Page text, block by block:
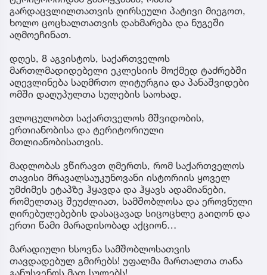
გარდაცვლილთათვის ღირსეული პატივი მიეგოთ,
ხოლო ცოცხალთათვის დახმარება და ნუგეში
აღმოეჩინათ.
დღეს, 8 აგვისტოს, საქართველოს
მართლმადიდებელი ეკლესიის მოქმედ ტაძრებში
აღევლინება საღმრთო ლიტურგია და პანაშვიდები
ომში დაღუპულთა სულების საოხად.
ვლოცულობთ საქართველოს მშვიდობის,
ერთიანობისა და ტერიტორიული
მთლიანობისათვის.
მადლობას ვწირავთ ღმერთს, რომ საქართველოს
თავისი მრავალსაუკუნოვანი ისტორიის ყოველ
უმძიმეს ეტაპზე ჰყავდა და ჰყავს ადამიანები,
რომელთაც შეუძლიათ, სამშობლოსა და ეროვნული
ღირებულებების დასაცავად სიცოცხლე გაიღონ და
ერთი წამი მარადისობად აქციონ…
მარადიული ხსოვნა სამშობლოსათვის
თავდადებულ გმირებს! უფალმა მართალთა თანა
განუსვენოს მათ სულებს!